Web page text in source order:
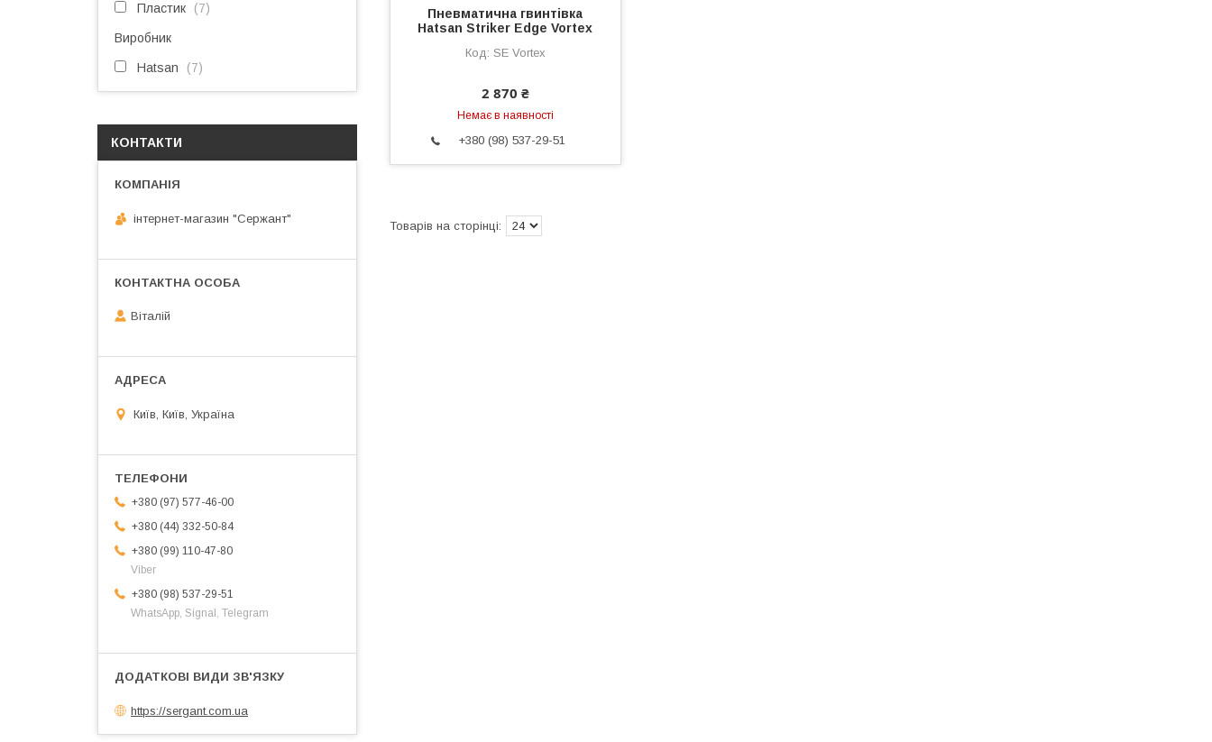
Пневматична гвинтівка
Hatsan Striker Edge Vortex
SE Vortex
2 870 ₴
Немає в наявності
+380 (98) 537-29-51
Пластик 7
Виробник
Hatsan 7
КОНТАКТИ
інтернет-магазин "Сержант"
Віталій
Київ, Київ, Україна
+380 (97) 577-46-00
+380 (44) 332-50-84
+380 (99) 110-47-80
Viber
+380 (98) 537-29-51
WhatsApp, Signal, Telegram
https://sergant.com.ua